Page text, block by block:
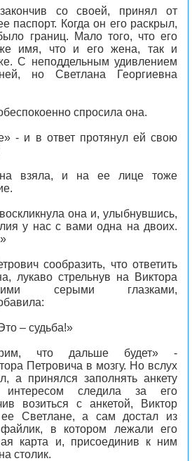
со своей, принял от
паспорт. Когда он его раскрыл,
границ. Мало того, что его
имя, что и его жена, так и
С неподдельным удивлением
но Светлана Георгиевна
спросила она.
- и в ответ протянул ей свою
взяла, и на ее лице тоже
она и, улыбнувшись,
у нас с вами одна на двоих.
сообразить, что ответить
лукаво стрельнув на Виктора
серыми глазками,
– судьба!»
что дальше будет» -
Петровича в мозгу. Но вслух
а принялся заполнять анкету
следила за его
возиться с анкетой, Виктор
ее Светлане, а сам достал из
в котором лежали его
карта и, присоединив к ним
столик.